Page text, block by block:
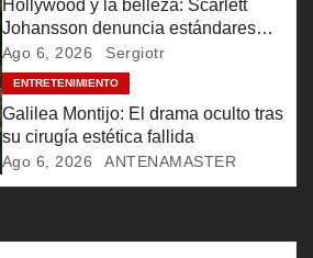
Hollywood y la belleza: Scarlett
Johansson denuncia estándares
inalcanzables
Ago 6, 2026 Sergiotr
ENTRETENIMIENTO
Galilea Montijo: El drama oculto tras
su cirugía estética fallida
Ago 6, 2026 ANTENAMASTER